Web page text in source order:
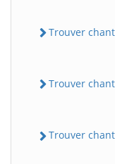
Trouver
Trouver
Trouver